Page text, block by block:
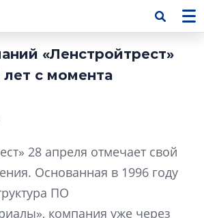
«Ленстройтрест»
лет с момента
28 апреля отмечает свой
Основанная в 1996 году
ПО
компания уже через